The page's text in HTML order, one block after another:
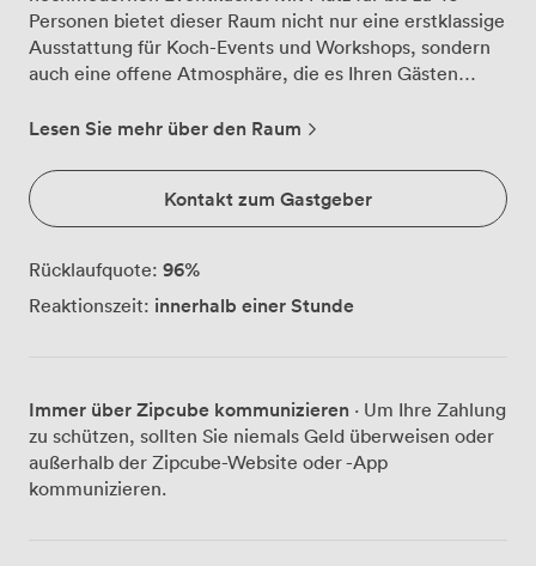
Personen bietet dieser Raum nicht nur eine erstklassige
Ausstattung für Koch-Events und Workshops, sondern
auch eine offene Atmosphäre, die es Ihren Gästen
schauen und direkt am Geschehen teilzuhaben. Ideal für
Lesen Sie mehr über den Raum
Kontakt zum Gastgeber
Rücklaufquote: 96%
Reaktionszeit: innerhalb einer Stunde
Immer über Zipcube kommunizieren · Um Ihre Zahlung
zu schützen, sollten Sie niemals Geld überweisen oder
außerhalb der Zipcube-Website oder -App
kommunizieren.